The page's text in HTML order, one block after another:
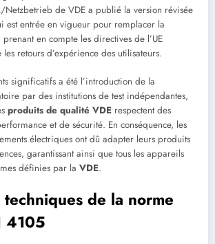
Netzbetrieb de VDE a publié la version révisée
est entrée en vigueur pour remplacer la
en compte les directives de l’UE
retours d’expérience des utilisateurs.
significatifs a été l’introduction de la
par des institutions de test indépendantes,
produits de qualité VDE respectent des
et de sécurité. En conséquence, les
électriques ont dû adapter leurs produits
garantissant ainsi que tous les appareils
définies par la VDE.
techniques de la norme
4105